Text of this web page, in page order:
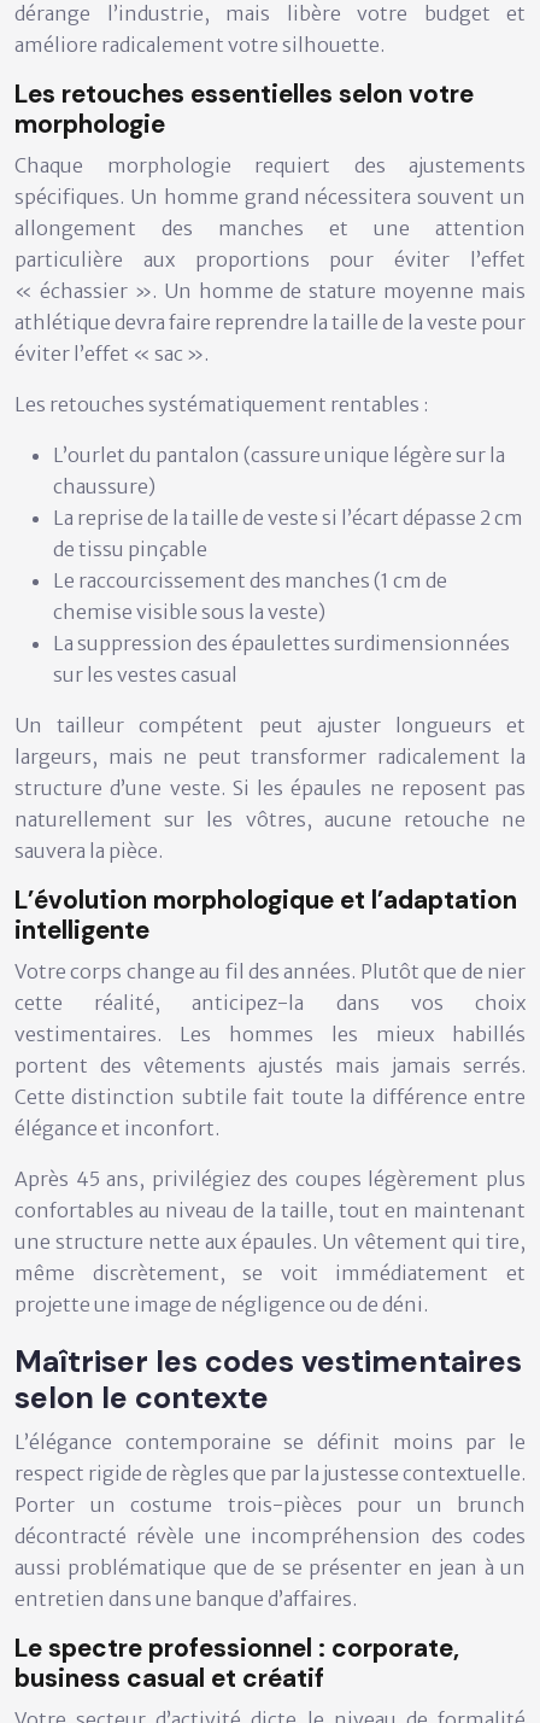
dérange l’industrie, mais libère votre budget et
améliore radicalement votre silhouette.
Les retouches essentielles selon votre
morphologie
Chaque morphologie requiert des ajustements
spécifiques. Un homme grand nécessitera souvent un
allongement des manches et une attention
particulière aux proportions pour éviter l’effet
« échassier ». Un homme de stature moyenne mais
athlétique devra faire reprendre la taille de la veste pour
éviter l’effet « sac ».
Les retouches systématiquement rentables :
L’ourlet du pantalon (cassure unique légère sur la
chaussure)
La reprise de la taille de veste si l’écart dépasse 2 cm
de tissu pinçable
Le raccourcissement des manches (1 cm de
chemise visible sous la veste)
La suppression des épaulettes surdimensionnées
sur les vestes casual
Un tailleur compétent peut ajuster longueurs et
largeurs, mais ne peut transformer radicalement la
structure d’une veste. Si les épaules ne reposent pas
naturellement sur les vôtres, aucune retouche ne
sauvera la pièce.
L’évolution morphologique et l’adaptation
intelligente
Votre corps change au fil des années. Plutôt que de nier
cette réalité, anticipez-la dans vos choix
vestimentaires. Les hommes les mieux habillés
portent des vêtements ajustés mais jamais serrés.
Cette distinction subtile fait toute la différence entre
élégance et inconfort.
Après 45 ans, privilégiez des coupes légèrement plus
confortables au niveau de la taille, tout en maintenant
une structure nette aux épaules. Un vêtement qui tire,
même discrètement, se voit immédiatement et
projette une image de négligence ou de déni.
Maîtriser les codes vestimentaires
selon le contexte
L’élégance contemporaine se définit moins par le
respect rigide de règles que par la justesse contextuelle.
Porter un costume trois-pièces pour un brunch
décontracté révèle une incompréhension des codes
aussi problématique que de se présenter en jean à un
entretien dans une banque d’affaires.
Le spectre professionnel : corporate,
business casual et créatif